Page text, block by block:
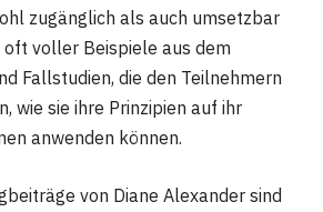
zugänglich als auch umsetzbar
oft voller Beispiele aus dem
Fallstudien, die den Teilnehmern
wie sie ihre Prinzipien auf ihr
anwenden können.
von Diane Alexander sind